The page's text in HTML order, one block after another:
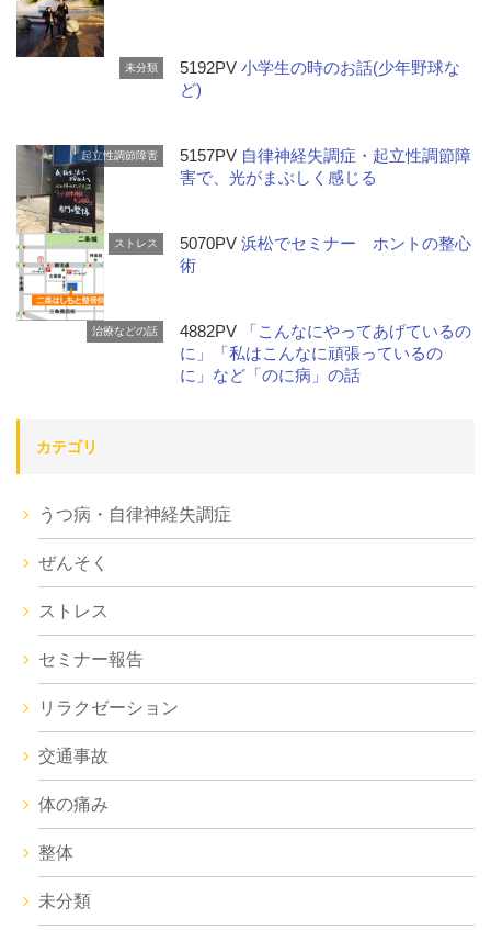
未分類 5192PV小学生の時のお話(少年野球な
ど)
起立性調節障害 5157PV 自律神経失調症・起立性調節障
害で、光がまぶしく感じる
ストレス 5070PV浜松でセミナー ホントの整心
術
治療などの話 4882PV
「こんなにやってあげているの
に」「私はこんなに頑張っているの
に」など「のに病」の話
カテゴリ
うつ病・自律神経失調症
ぜんそく
ストレス
セミナー報告
リラクゼーション
交通事故
体の痛み
整体
未分類